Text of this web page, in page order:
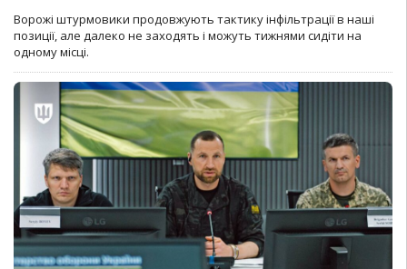
Ворожі штурмовики продовжують тактику інфільтрації в наші
позиції, але далеко не заходять і можуть тижнями сидіти на
одному місці.